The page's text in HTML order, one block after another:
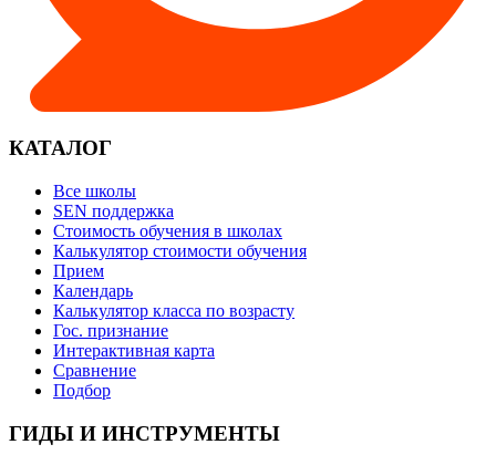
КАТАЛОГ
Все школы
SEN поддержка
Стоимость обучения в школах
Калькулятор стоимости обучения
Прием
Календарь
Калькулятор класса по возрасту
Гос. признание
Интерактивная карта
Сравнение
Подбор
ГИДЫ И ИНСТРУМЕНТЫ